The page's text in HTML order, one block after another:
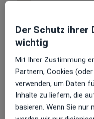
Praxis
Brüderweg 16,
Zu
Verfügbarkeit
Dr. med. Astrid
über Jameda keine
Der Schutz ihrer
wichtig
Mit Ihrer Zustimmung
Partnern, Cookies
verwenden, um Daten
Inhalte zu liefern, die
basieren. Wenn Sie nur